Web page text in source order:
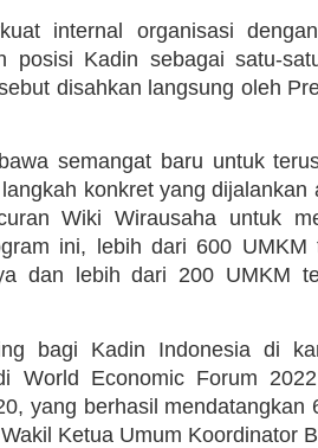
internal organisasi
posisi Kadin sebagai satu-
disahkan langsung oleh
semangat baru untuk
konkret yang dijalankan
Wiki Wirausaha untuk
ini, lebih dari 600 UMKM
dan lebih dari 200 UMKM
bagi Kadin Indonesia di
World Economic Forum
yang berhasil mendatangkan
Ketua Umum Koordinator